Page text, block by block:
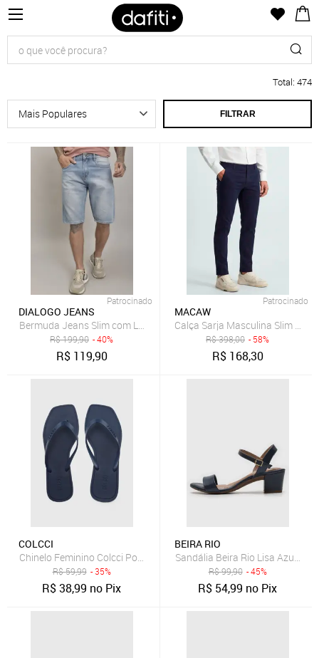
Total: 474
FILTRAR
Patrocinado
DIALOGO JEANS
Bermuda Jeans Slim com Lavagem Clara Dialogo Jeans
R$199,90 - 40%
R$ 119,90
Patrocinado
MACAW
R$398,00 - 58%
R$ 168,30
COLCCI
Chinelo Feminino Colcci Ponta Quadrada Azul Marinho
R$59,99 - 35%
R$38,99 no Pix
BEIRA RIO
Sandália Beira Rio Lisa Azul-
R$99,90 - 45%
R$ 54,99 no Pix